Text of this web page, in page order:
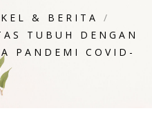
& BERITA
/
TUBUH DENGAN
PANDEMI COVID-